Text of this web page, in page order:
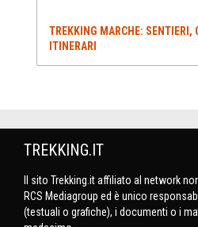
TREKKING MARCHE: SENTIERI,
ITINERARI
TREKKING.IT
Il sito Trekking.it affiliato al network
RCS Mediagroup ed è unico
(testuali o grafiche), i documenti o i